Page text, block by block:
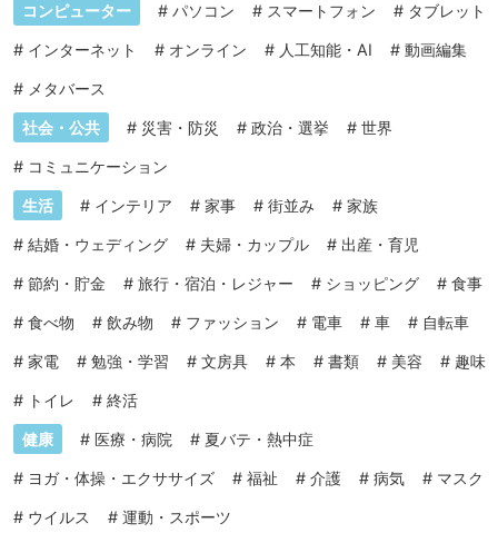
コンピューター # パソコン # スマートフォン # タブレット
# インターネット # オンライン # 人工知能・AI # 動画編集
# メタバース
社会・公共 # 災害・防災 # 政治・選挙 # 世界
# コミュニケーション
生活 # インテリア # 家事 # 街並み # 家族
# 結婚・ウェディング # 夫婦・カップル # 出産・育児
# 節約・貯金 # 旅行・宿泊・レジャー # ショッピング # 食事
# 食べ物 # 飲み物 # ファッション # 電車 # 車 # 自転車
# 家電 # 勉強・学習 # 文房具 # 本 # 書類 # 美容 # 趣味
# トイレ # 終活
健康 # 医療・病院 # 夏バテ・熱中症
# ヨガ・体操・エクササイズ # 福祉 # 介護 # 病気 # マスク
# ウイルス # 運動・スポーツ